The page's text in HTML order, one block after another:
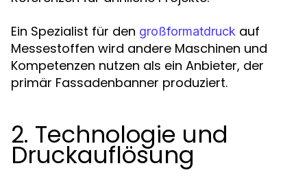
Ein Spezialist für den großformatdruck auf
Messestoffen wird andere Maschinen und
Kompetenzen nutzen als ein Anbieter, der
primär Fassadenbanner produziert.
2. Technologie und
Druckauflösung